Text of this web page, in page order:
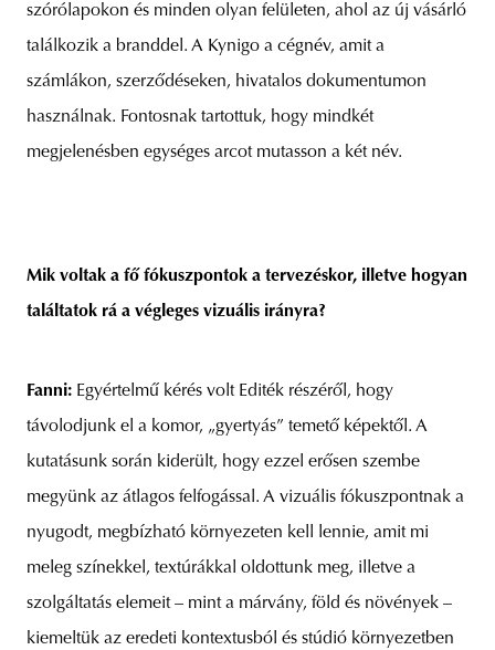
szórólapokon és minden olyan felületen, ahol az új vásárló
találkozik a branddel. A Kynigo a cégnév, amit a
számlákon, szerződéseken, hivatalos dokumentumon
használnak. Fontosnak tartottuk, hogy mindkét
megjelenésben egységes arcot mutasson a két név.
Mik voltak a fő fókuszpontok a tervezéskor, illetve hogyan
találtatok rá a végleges vizuális irányra?
Fanni: Egyértelmű kérés volt Editék részéről, hogy
távolodjunk el a komor, „gyertyás” temető képektől. A
kutatásunk során kiderült, hogy ezzel erősen szembe
megyünk az átlagos felfogással. A vizuális fókuszpontnak a
nyugodt, megbízható környezeten kell lennie, amit mi
meleg színekkel, textúrákkal oldottunk meg, illetve a
szolgáltatás elemeit – mint a márvány, föld és növények –
kiemeltük az eredeti kontextusból és stúdió környezetben